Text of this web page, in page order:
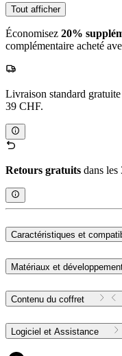
Tout afficher
Économisez 20%
complémentaire acheté
Livraison standard
39 CHF.
Retours gratuits dans les
Caractéristiques et
Matériaux et
Contenu du coffret
Logiciel et Assistance